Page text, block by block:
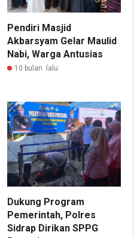
Pendiri Masjid
Akbarsyam Gelar Maulid
Nabi, Warga Antusias
10 bulan lalu
Dukung Program
Pemerintah, Polres
Sidrap Dirikan SPPG